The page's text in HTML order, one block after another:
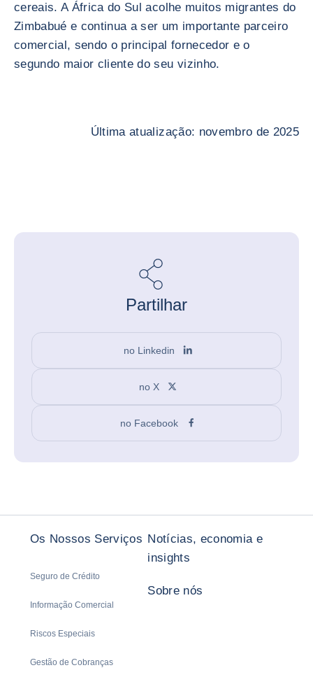
cereais. A África do Sul acolhe muitos migrantes do
Zimbabué e continua a ser um importante parceiro
comercial, sendo o principal fornecedor e o
segundo maior cliente do seu vizinho.
Última atualização: novembro de 2025
Partilhar
no Linkedin
no X
no Facebook
Os Nossos Serviços
Seguro de Crédito
Informação Comercial
Riscos Especiais
Gestão de Cobranças
Notícias, economia e
insights
Sobre nós